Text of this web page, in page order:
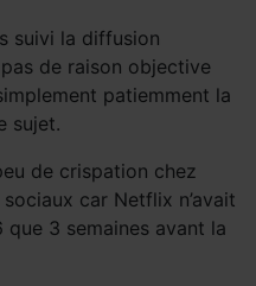
suivi la diffusion
de raison objective
patiemment la
sujet.
de crispation chez
car Netflix n’avait
3 semaines avant la